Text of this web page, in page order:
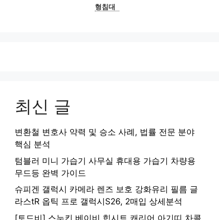
형침대
최신 글
변환철 변호사 약력 및 승소 사례, 법률 전문 분야
핵심 분석
텀블러 미니 가습기 사무실 휴대용 가습기 차량용
무드등 완벽 가이드
슈피겐 갤럭시 카메라 렌즈 보호 강화유리 필름 글
라스tR 옵틱 프로 갤럭시S26, 2매입 상세분석
[토드비] 스누킨 베이비 힙시트 캐리어 아기띠 차콜